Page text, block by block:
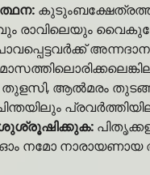
രാവിലെയും
തുളസി, ആൽമരം
ശുശ്രൂഷിക്കുക:
ഓം നമോ നാരായണായ